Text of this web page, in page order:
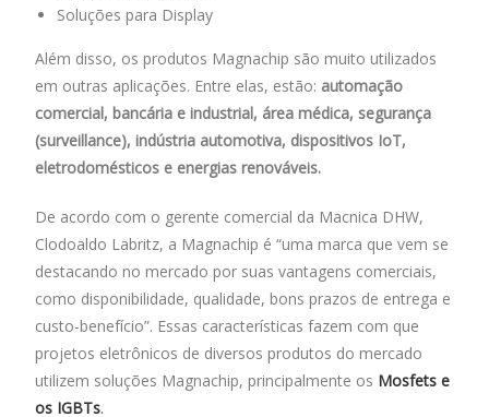
Soluções para Display
Além disso, os produtos Magnachip são muito utilizados
em outras aplicações. Entre elas, estão: automação
comercial, bancária e industrial, área médica, segurança
(surveillance), indústria automotiva, dispositivos IoT,
eletrodomésticos e energias renováveis.
De acordo com o gerente comercial da Macnica DHW,
Clodoaldo Labritz, a Magnachip é “uma marca que vem se
destacando no mercado por suas vantagens comerciais,
como disponibilidade, qualidade, bons prazos de entrega e
custo-benefício”. Essas características fazem com que
projetos eletrônicos de diversos produtos do mercado
utilizem soluções Magnachip, principalmente os Mosfets e
os IGBTs.